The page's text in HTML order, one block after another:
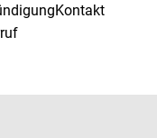
Kontakt